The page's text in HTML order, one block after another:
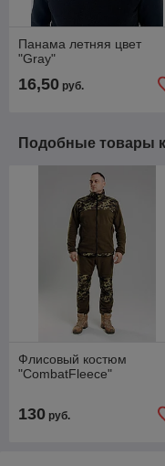
Панама летняя цвет
"Gray"
16,50 руб.
Подобные товары
Флисовый костюм
"CombatFleece"
130 руб.